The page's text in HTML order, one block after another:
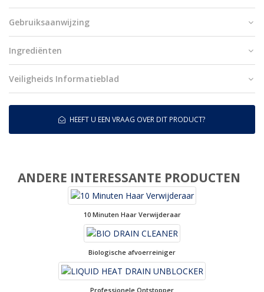
Gebruiksaanwijzing
Ingrediënten
Veiligheids Informatieblad
HEEFT U EEN VRAAG OVER DIT PRODUCT?
ANDERE INTERESSANTE PRODUCTEN
10 Minuten Haar Verwijderaar
Biologische afvoerreiniger
Professionele Ontstopper